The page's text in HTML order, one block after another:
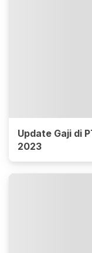
Update Gaji di
2023